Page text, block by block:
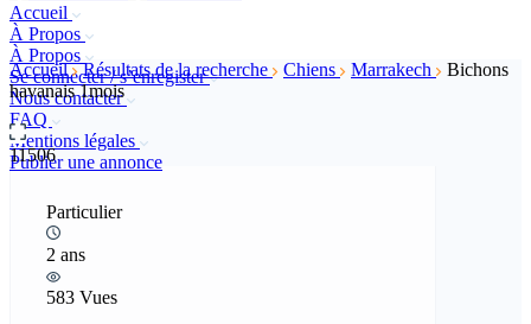
Accueil
À Propos
À Propos
Se connecter / s’enregister
Nous contacter
FAQ
Mentions légales
Publier une annonce
Accueil Résultats de la recherche Chiens Marrakech
Bichons
havanais 1mois
11506
Particulier
2 ans
583 Vues